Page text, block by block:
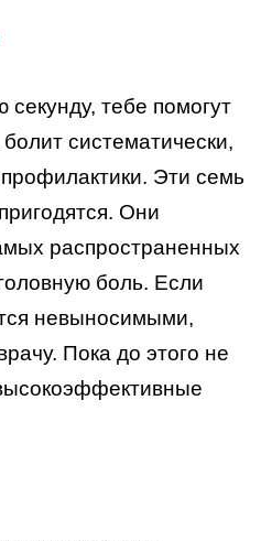
тебе помогут
систематически,
Эти семь
Они
распространенных
боль. Если
невыносимыми,
Пока до этого не